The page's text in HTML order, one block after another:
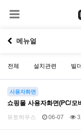
메뉴얼
전체 설치관련 빌
사용자화면
쇼핑몰 사용자화면(PC/모
유토하우스 06-07